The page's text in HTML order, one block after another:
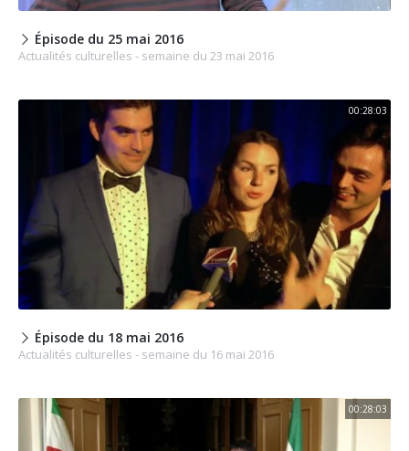
Épisode du 25 mai 2016
Actualités culturelles - semaine du 23 mai 2016
00:28:03
Épisode du 18 mai 2016
Actualités culturelles - semaine du 16 mai 2016
00:28:03